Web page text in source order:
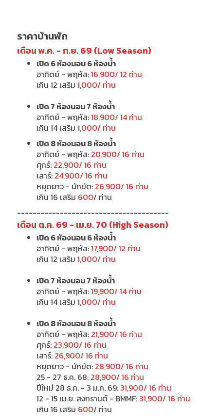
ราคาบ้านพัก
เดือน พ.ค. - ก.ย. 69 (Low Season)
เปิด 6 ห้องนอน 6 ห้องน้ำ
อาทิตย์ - พฤหัส:16,900/ 12 ท่าน
เกิน 12 เสริม 1,000/ ท่าน
เปิด 7 ห้องนอน 7 ห้องน้ำ
อาทิตย์ - พฤหัส:18,900/ 14 ท่าน
เกิน 14 เสริม 1,000/ ท่าน
เปิด 8 ห้องนอน 8 ห้องน้ำ
อาทิตย์ - พฤหัส: 20,900/ 16 ท่าน
ศุกร์: 22,900/ 16 ท่าน
เสาร์: 24,900/ 16 ท่าน
หยุดยาว - นักขัต: 26,900/ 16 ท่าน
เกิน 16 เสริม 600/ ท่าน
---------------------------------------
เดือน ต.ค. 69 - เม.ย. 70 (High Season)
เปิด 6 ห้องนอน 6 ห้องน้ำ
อาทิตย์ - พฤหัส:17,900/ 12 ท่าน
เกิน 12 เสริม 1,000/ ท่าน
เปิด 7 ห้องนอน 7 ห้องน้ำ
อาทิตย์ - พฤหัส:19,900/ 14 ท่าน
เกิน 14 เสริม 1,000/ ท่าน
เปิด 8 ห้องนอน 8 ห้องน้ำ
อาทิตย์ - พฤหัส: 21,900/ 16 ท่าน
ศุกร์: 23,900/ 16 ท่าน
เสาร์: 26,900/ 16 ท่าน
หยุดยาว - นักขัต: 28,900/ 16 ท่าน
25 - 27 ธ.ค. 68: 28,900/ 16 ท่าน
ปีใหม่ 28 ธ.ค. - 3 ม.ค. 69: 31,900/ 16 ท่าน
12 - 15 เม.ย. สงกรานต์ - BMMF: 31,900/ 16 ท่าน
เกิน 16 เสริม 600/ ท่าน